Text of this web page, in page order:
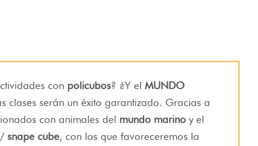
con policubos? ¿Y el MUNDO
clases serán un éxito garantizado. Gracias a
con animales del mundo marino y el
/ snape cube, con los que favoreceremos la